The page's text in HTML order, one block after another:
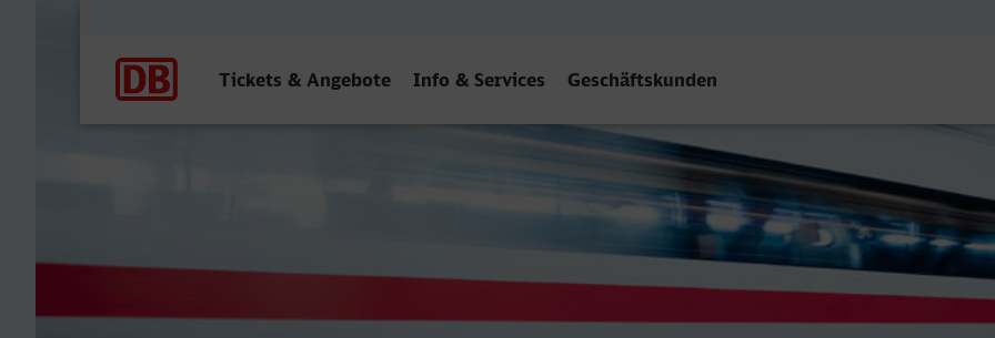
Tickets & Angebote Info & Services Geschäftskunden